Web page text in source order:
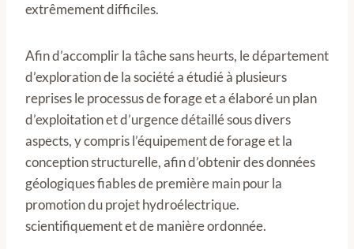
extrêmement difficiles.
Afin d’accomplir la tâche sans heurts, le département
d’exploration de la société a étudié à plusieurs
reprises le processus de forage et a élaboré un plan
d’exploitation et d’urgence détaillé sous divers
aspects, y compris l’équipement de forage et la
conception structurelle, afin d’obtenir des données
géologiques fiables de première main pour la
promotion du projet hydroélectrique.
scientifiquement et de manière ordonnée.